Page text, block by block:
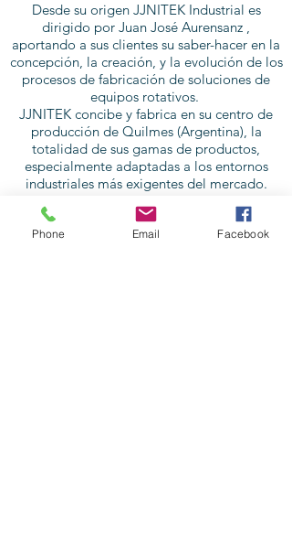
Desde su origen JJNITEK Industrial es
dirigido por Juan José Aurensanz ,
aportando a sus clientes su saber-hacer en la
concepción, la creación, y la evolución de los
procesos de fabricación de soluciones de
equipos rotativos.
JJNITEK concibe y fabrica en su centro de
producción de Quilmes (Argentina), la
totalidad de sus gamas de productos,
especialmente adaptadas a los entornos
industriales más exigentes del mercado.
NOVEDADES
Phone Email Facebook